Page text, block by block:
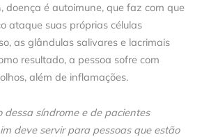
doença é autoimune, que faz com que
ataque suas próprias células
as glândulas salivares e lacrimais
resultado, a pessoa sofre com
além de inflamações.
dessa síndrome e de pacientes
deve servir para pessoas que estão